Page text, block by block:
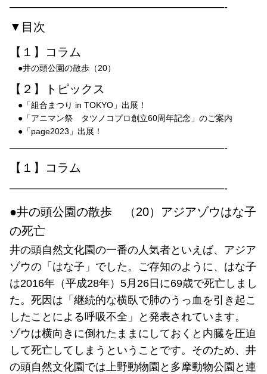
————————————————————-
▼目次
【１】コラム
●井の頭公園の散歩（20）
【２】トピックス
●「組合まつり in TOKYO」出展！
●「アニマン祭 タツノコプロ創立60周年記念」のご案内
●「page2023」出展！
————————————————————-
【１】コラム
————————————————————-
●井の頭公園の散歩 （20）アジアゾウはな子
の死亡
井の頭自然文化園の一番の人気者といえば、アジア
ゾウの「はな子」でした。ご存知のように、はな子
は2016年（平成28年）5月26日に69歳で死亡しまし
た。死因は「継続的な横臥で肺のうっ血を引き起こ
したことによる呼吸不全」と発表されています。
ゾウは横向きに倒れたままにしておくと内臓を圧迫
して死亡してしまうということです。そのため、井
の頭自然文化園では上野動物園と多摩動物公園と連